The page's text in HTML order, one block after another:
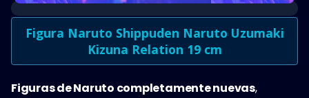
Figura Naruto Shippuden Naruto Uzumaki
Kizuna Relation 19 cm
Figuras de Naruto completamente nuevas,